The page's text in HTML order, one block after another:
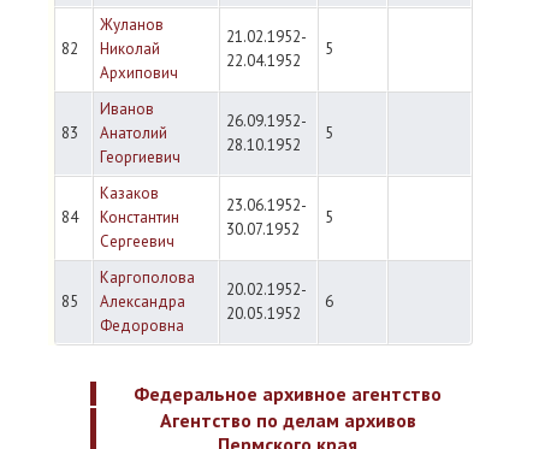
82
Жуланов
Николай
Архипович
21.02.1952-
22.04.1952
5
83
Иванов
Анатолий
Георгиевич
26.09.1952-
28.10.1952
5
84
Казаков
Константин
Сергеевич
23.06.1952-
30.07.1952
5
85
Каргополова
Александра
Федоровна
20.02.1952-
20.05.1952
6
Федеральное архивное агентство
Агентство по делам архивов
Пермского края